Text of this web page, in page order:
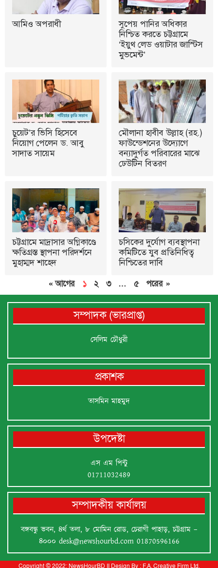
আমিও অপরাধী
সুপেয় পানির অধিকার
নিশ্চিত করতে চট্টগ্রামে
‘ইয়ুথ লেড ওয়াটার জাস্টিস
মুভমেন্ট’
চুয়েট’র ভিসি হিসেবে
নিয়োগ পেলেন ড. আবু
সাদাত সায়েম
মৌলানা হাবীব উল্লাহ (রহ.)
ফাউন্ডেশনের উদ্যোগে
বন্যাদুর্গত পরিবারের মাঝে
ঢেউটিন বিতরণ
চট্টগ্রামে মাদ্রাসার অগ্নিকাণ্ডে
ক্ষতিগ্রস্ত স্থাপনা পরিদর্শনে
মুহাম্মদ শাহেদ
চসিকের দুর্যোগ ব্যবস্থাপনা
কমিটিতে যুব প্রতিনিধিত্ব
নিশ্চিতের দাবি
« আগের ১ ২ ৩ … ৫ পরের »
সম্পাদক (ভারপ্রাপ্ত)
সেলিম চৌধুরী
প্রকাশক
তাসমিন মাহমুদ
উপদেষ্টা
এস এম পিন্টু
01711032489
সম্পাদকীয় কার্যালয়
বঙ্গবন্ধু ভবন, ৪র্থ তলা, ৮ মোমিন রোড, চেরাগী পাহাড়, চট্টগ্রাম –
৪০০০ desk@newshourbd.com01870596166
Copyright © 2022: NewsHourBD II Design By : F.A. Creative Firm Ltd.